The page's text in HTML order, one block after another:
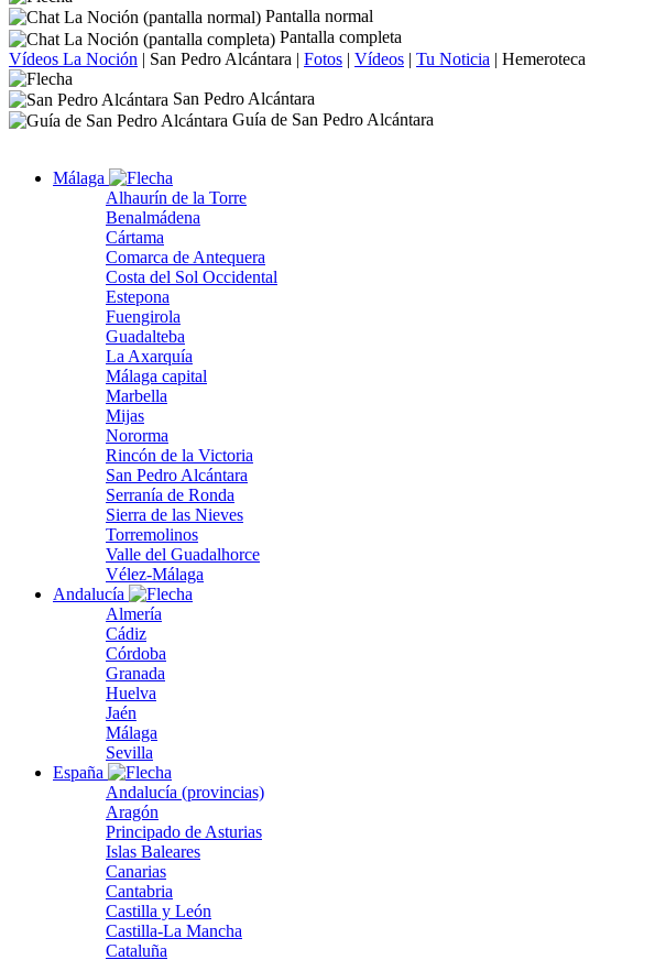
Pantalla normal
Pantalla completa
Vídeos La Noción | San Pedro Alcántara | Fotos | Vídeos | Tu Noticia | Hemeroteca
San Pedro Alcántara
Guía de San Pedro Alcántara
Málaga
Alhaurín de la Torre
Benalmádena
Cártama
Comarca de Antequera
Costa del Sol Occidental
Estepona
Fuengirola
Guadalteba
La Axarquía
Málaga capital
Marbella
Mijas
Nororma
Rincón de la Victoria
San Pedro Alcántara
Serranía de Ronda
Sierra de las Nieves
Torremolinos
Valle del Guadalhorce
Vélez-Málaga
Andalucía
Almería
Cádiz
Córdoba
Granada
Huelva
Jaén
Málaga
Sevilla
España
Andalucía (provincias)
Aragón
Principado de Asturias
Islas Baleares
Canarias
Cantabria
Castilla y León
Castilla-La Mancha
Cataluña